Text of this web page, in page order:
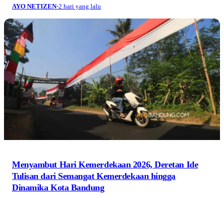
AYO NETIZEN·2 hari yang lalu
Menyambut Hari Kemerdekaan 2026, Deretan Ide
Tulisan dari Semangat Kemerdekaan hingga
Dinamika Kota Bandung